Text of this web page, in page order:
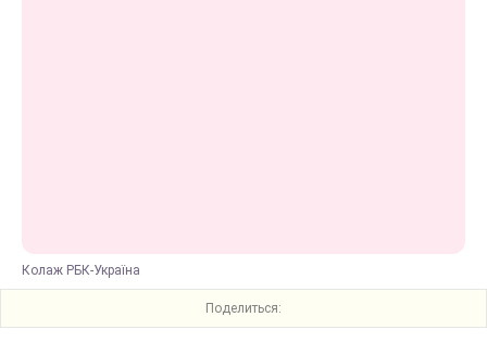
Колаж РБК-Україна
Поделиться: